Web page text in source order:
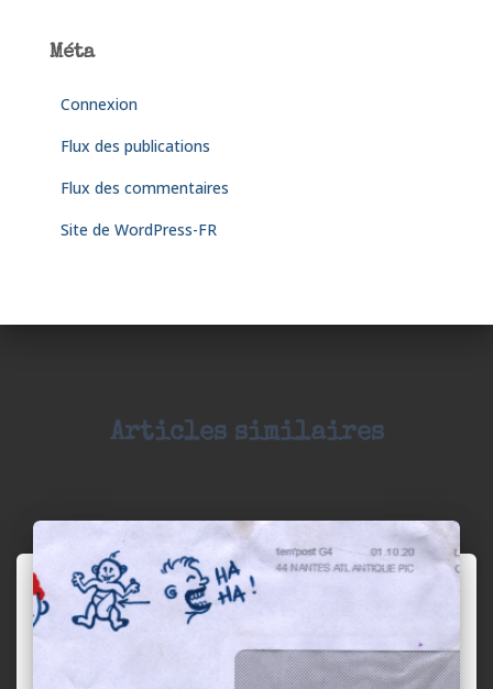
Méta
Connexion
Flux des publications
Flux des commentaires
Site de WordPress-FR
Articles similaires